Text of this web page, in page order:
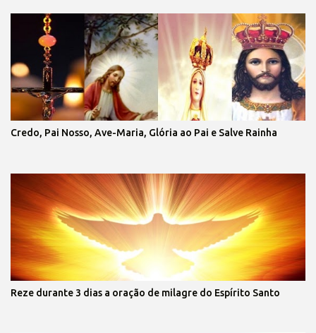
Credo, Pai Nosso, Ave-Maria, Glória ao Pai e Salve Rainha
Reze durante 3 dias a oração de milagre do Espírito Santo